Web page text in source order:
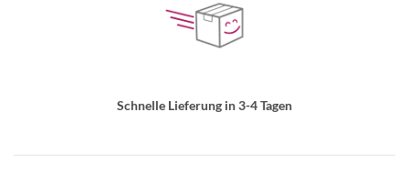
Schnelle Lieferung in 3-4 Tagen